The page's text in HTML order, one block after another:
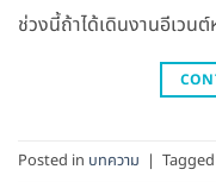
ช่วงนี้ถ้าได้เดินงานอีเวน
Posted in บทความ | Tagged